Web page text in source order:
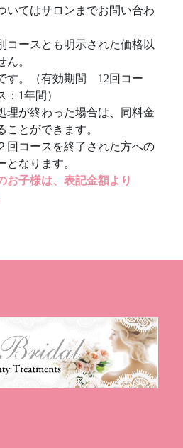
いてはサロンまでお問い合わ
ースとも明示された価格以
。
す。（有効期間 12回コー
：1年間）
理が終わった場合は、同料金
とができます。
回コースを終了された方への
なります。
子様は、表記金額より